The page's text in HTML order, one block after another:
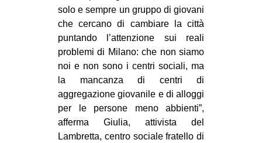
solo e sempre un gruppo di giovani
che cercano di cambiare la città
puntando l’attenzione sui reali
problemi di Milano: che non siamo
noi e non sono i centri sociali, ma
la mancanza di centri di
aggregazione giovanile e di alloggi
per le persone meno abbienti”,
afferma Giulia, attivista del
Lambretta, centro sociale fratello di